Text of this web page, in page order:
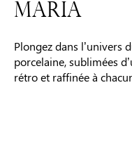
MARIA
Plongez dans l’univers
porcelaine, sublimées
rétro et raffinée à